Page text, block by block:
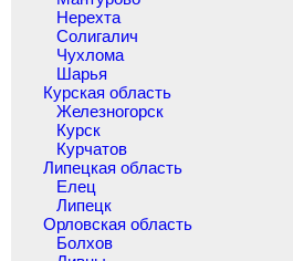
Нерехта
Солигалич
Чухлома
Шарья
Курская область
Железногорск
Курск
Курчатов
Липецкая область
Елец
Липецк
Орловская область
Болхов